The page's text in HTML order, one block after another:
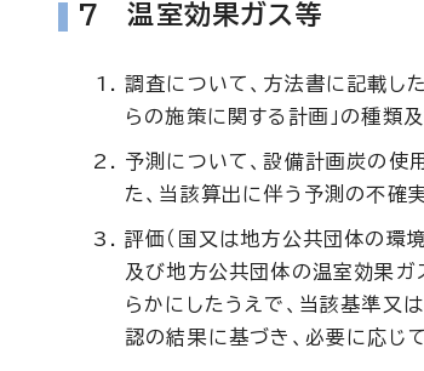
7 温室効果ガス等
調査について、方法書に記載し
らの施策に関する計画」の種類
予測について、設備計画炭の使
た、当該算出に伴う予測の不確
評価（国又は地方公共団体の環
及び地方公共団体の温室効果ガ
らかにしたうえで、当該基準又
認の結果に基づき、必要に応じ